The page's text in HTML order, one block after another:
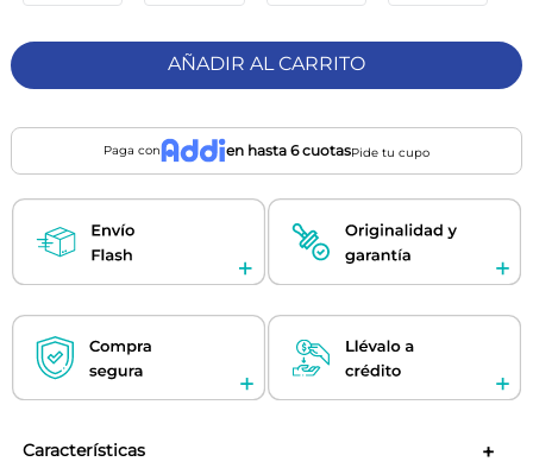
AÑADIR AL CARRITO
Paga con en hasta 6 cuotasPide tu cupo
Características +